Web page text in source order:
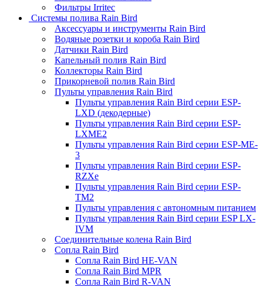
Фильтры Irritec
Системы полива Rain Bird
Аксессуары и инструменты Rain Bird
Водяные розетки и короба Rain Bird
Датчики Rain Bird
Капельный полив Rain Bird
Коллекторы Rain Bird
Прикорневой полив Rain Bird
Пульты управления Rain Bird
Пульты управления Rain Bird серии ESP-
LXD (декодерные)
Пульты управления Rain Bird серии ESP-
LXME2
Пульты управления Rain Bird серии ESP-ME-
3
Пульты управления Rain Bird серии ESP-
RZXe
Пульты управления Rain Bird серии ESP-
TM2
Пульты управления с автономным питанием
Пульты управления Rain Bird серии ESP LX-
IVM
Соединительные колена Rain Bird
Сопла Rain Bird
Сопла Rain Bird HE-VAN
Сопла Rain Bird MPR
Сопла Rain Bird R-VAN